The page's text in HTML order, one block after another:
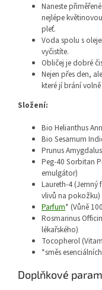
Naneste
nejlépe
pleť.
Voda spolu s
vyčistíte.
Obličej je dobré
Nejen přes den,
které jí brání
Složení:
Bio Helianthus
Bio Sesamum
Prunus
Peg-40 Sorbitan
emulgátor)
Laureth-4
vlivů na pokožku)
Parfum* (Vůně
Rosmarinus
lékařského)
Tocopherol
*směs
Doplňkové